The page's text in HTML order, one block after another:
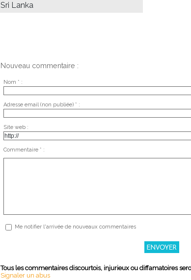
Sri Lanka
Nouveau commentaire :
Nom * :
Adresse email (non publiée) * :
Site web :
Commentaire * :
Me notifier l'arrivée de nouveaux commentaires
Tous les commentaires discourtois, injurieux ou diffamatoires
Signaler un abus